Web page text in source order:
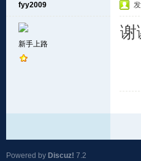
fyy2009
新手上路
谢
Powered by Discuz! 7.2